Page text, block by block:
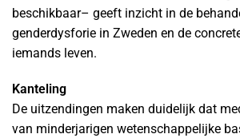
beschikbaar– geeft inzicht in de
genderdysforie in Zweden en de
iemands leven.
Kanteling
De uitzendingen maken duidelijk dat
van minderjarigen wetenschappelijke